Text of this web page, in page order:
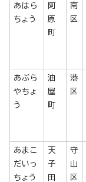
あはら
ちょう
阿
原
町
南
区
あぶら
やちょ
う
油
屋
町
港
区
あまこ
だいっ
ちょう
天
子
田
守
山
区